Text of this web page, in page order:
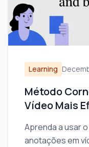
Learning
Método
Vídeo Mais
Aprenda a usar
anotações em